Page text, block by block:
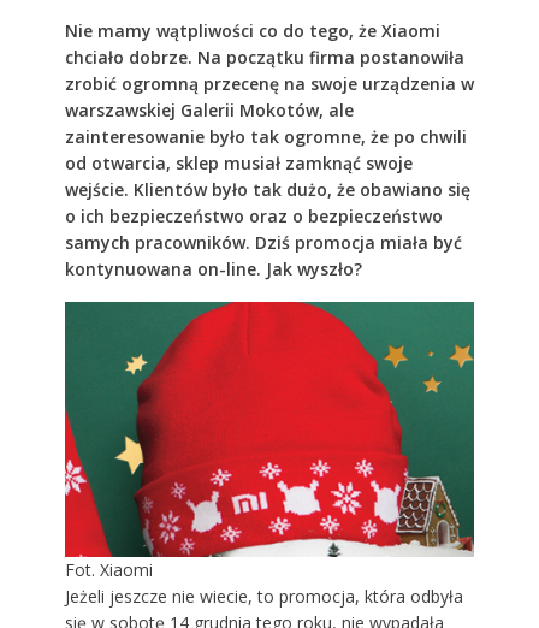
Nie mamy wątpliwości co do tego, że Xiaomi
chciało dobrze. Na początku firma postanowiła
zrobić ogromną przecenę na swoje urządzenia w
warszawskiej Galerii Mokotów, ale
zainteresowanie było tak ogromne, że po chwili
od otwarcia, sklep musiał zamknąć swoje
wejście. Klientów było tak dużo, że obawiano się
o ich bezpieczeństwo oraz o bezpieczeństwo
samych pracowników. Dziś promocja miała być
kontynuowana on-line. Jak wyszło?
Fot. Xiaomi
Jeżeli jeszcze nie wiecie, to promocja, która odbyła
się w sobotę 14 grudnia tego roku, nie wypadała